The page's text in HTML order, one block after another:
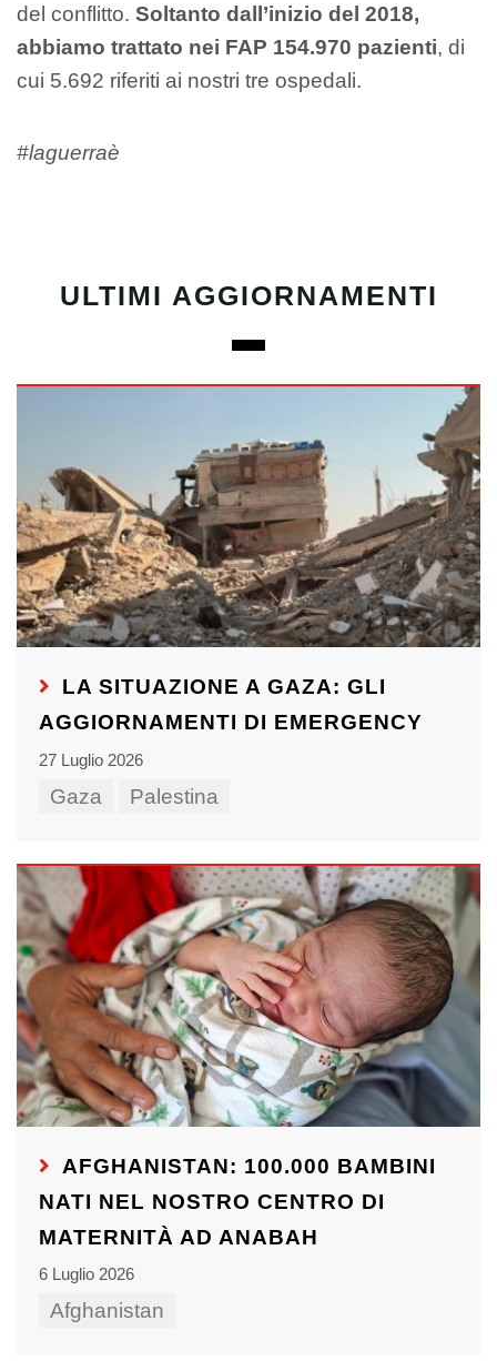
del conflitto. Soltanto dall’inizio del 2018,
abbiamo trattato nei FAP 154.970 pazienti, di
cui 5.692 riferiti ai nostri tre ospedali.
#laguerraè
ULTIMI AGGIORNAMENTI
LA SITUAZIONE A GAZA: GLI
AGGIORNAMENTI DI EMERGENCY
27 Luglio 2026
Gaza Palestina
AFGHANISTAN: 100.000 BAMBINI
NATI NEL NOSTRO CENTRO DI
MATERNITÀ AD ANABAH
6 Luglio 2026
Afghanistan